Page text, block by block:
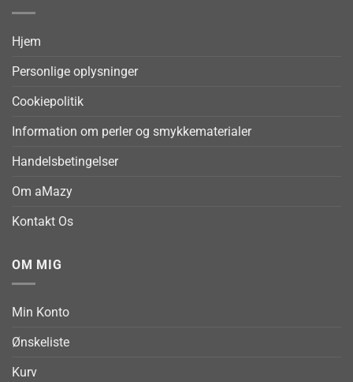
Hjem
Personlige oplysninger
Cookiepolitik
Information om perler og smykkematerialer
Handelsbetingelser
Om aMazy
Kontakt Os
OM MIG
Min Konto
Ønskeliste
Kurv